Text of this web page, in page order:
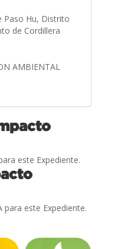
Paso Hu, Distrito
de Cordillera
AMBIENTAL
este Expediente.
este Expediente.